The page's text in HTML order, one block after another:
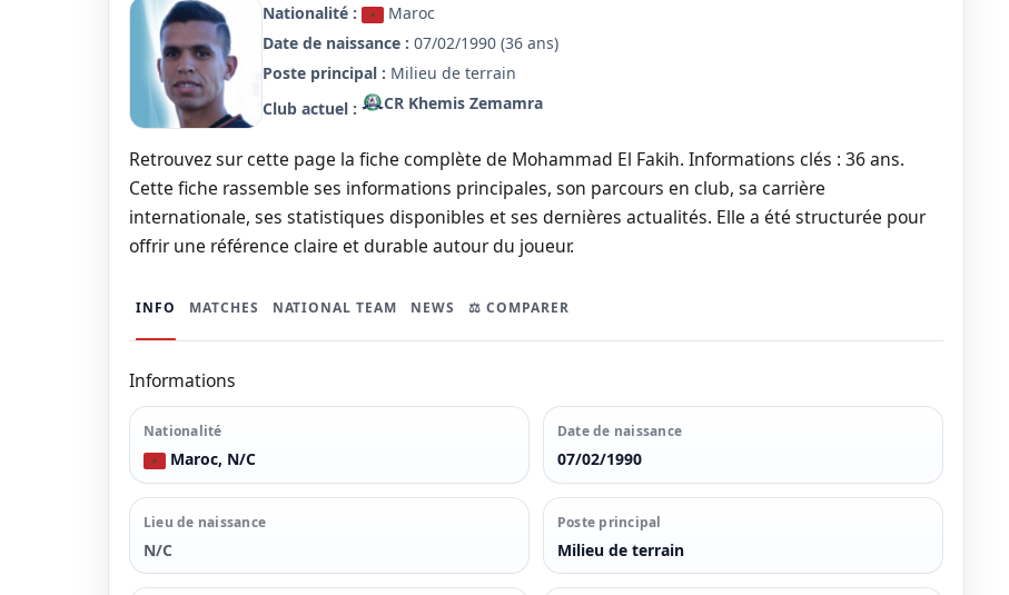
Nationalité :
Maroc
Date de naissance : 07/02/1990 (36 ans)
Poste principal : Milieu de terrain
Club actuel :
CR Khemis Zemamra
Retrouvez sur cette page la fiche complète de Mohammad El Fakih. Informations clés : 36 ans.
Cette fiche rassemble ses informations principales, son parcours en club, sa carrière
internationale, ses statistiques disponibles et ses dernières actualités. Elle a été structurée pour
offrir une référence claire et durable autour du joueur.
INFO MATCHES NATIONAL TEAM NEWS ⚖️ COMPARER
Informations
Nationalité
Maroc, N/C
Date de naissance
07/02/1990
Lieu de naissance
N/C
Poste principal
Milieu de terrain